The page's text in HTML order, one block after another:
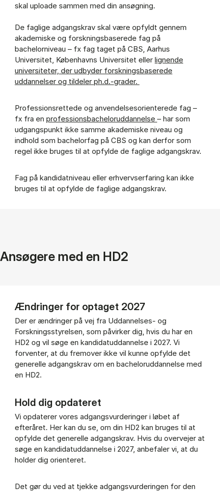
skal uploade sammen med din ansøgning.
De faglige adgangskrav skal være opfyldt gennem
akademiske og forskningsbaserede fag på
bachelorniveau – fx fag taget på CBS, Aarhus
Universitet, Københavns Universitet eller lignende
universiteter, der udbyder forskningsbaserede
uddannelser og tildeler ph.d.-grader.
Professionsrettede og anvendelsesorienterede fag –
fx fra en professionsbacheloruddannelse – har som
udgangspunkt ikke samme akademiske niveau og
indhold som bachelorfag på CBS og kan derfor som
regel ikke bruges til at opfylde de faglige adgangskrav.
Fag på kandidatniveau eller erhvervserfaring kan ikke
bruges til at opfylde de faglige adgangskrav.
Ansøgere med en HD2
Ændringer for optaget 2027
Der er ændringer på vej fra Uddannelses- og
Forskningsstyrelsen, som påvirker dig, hvis du har en
HD2 og vil søge en kandidatuddannelse i 2027. Vi
forventer, at du fremover ikke vil kunne opfylde det
generelle adgangskrav om en bacheloruddannelse med
en HD2.
Hold dig opdateret
Vi opdaterer vores adgangsvurderinger i løbet af
efteråret. Her kan du se, om din HD2 kan bruges til at
opfylde det generelle adgangskrav. Hvis du overvejer at
søge en kandidatuddannelse i 2027, anbefaler vi, at du
holder dig orienteret.
Det gør du ved at tjekke adgangsvurderingen for den